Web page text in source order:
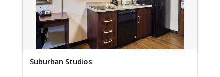
Suburban Studios